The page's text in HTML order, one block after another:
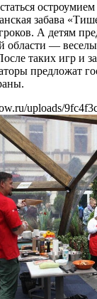
забава
А детям
области —
таких игр и
предложат
uploads/